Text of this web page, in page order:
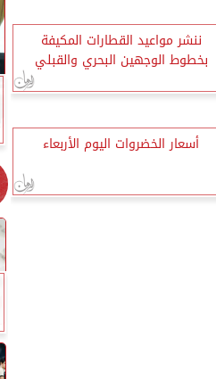
ننشر مواعيد القطارات المكيفة
بخطوط الوجهين البحري والقبلي
أسعار الخضروات اليوم الأربعاء